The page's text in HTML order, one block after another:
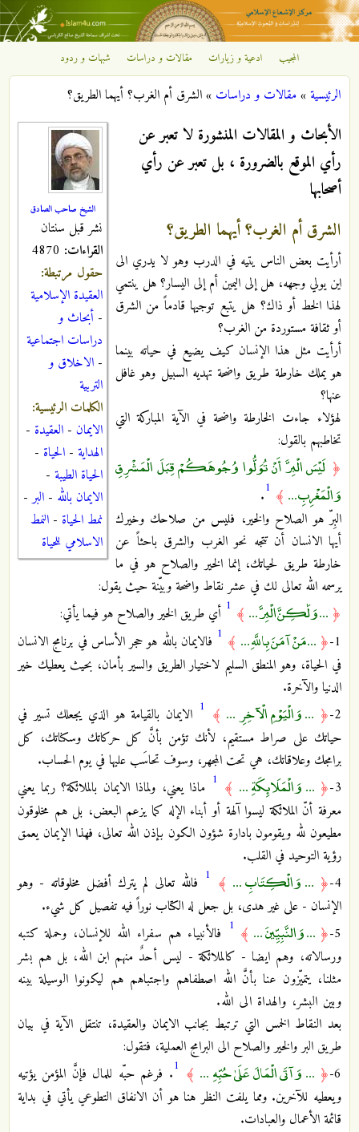
تجاوز إلى المحتوى الرئيسي
مركز
الإشعاع
الإسلامي
المجيب ادعية و زيارات مقالات و دراسات شبهات و ردود
أنت هنا
الرئيسية»مقالات و دراسات »الشرق أم الغرب؟ أيهما الطريق؟
الشيخ صاحب الصادق
نشر قبل سنتان
القراءات:
حقول مرتبطة:
العقيدة الإسلامية
- أبحاث و
دراسات اجتماعية
- الاخلاق و
التربية
الكلمات الرئيسية:
الايمان - العقيدة -
الهداية - الحياة -
الحياة الطيبة -
الايمان بالله - البر-
نمط الحياة - النمط
الاسلامي للحياة
الأبحاث و المقالات المنشورة لا تعبر عن
رأي الموقع بالضرورة ، بل تعبر عن رأي
أصحابها
الشرق أم الغرب؟ أيهما الطريق؟
أرأيت بعض الناس يتیه في الدرب وهو لا يدري الى
اين يولي وجهه، هل إلى اليمين أم إلى اليسار؟ هل ينتمي
لهذا الخط أو ذاك؟ هل يتبع توجيها قادماً من الشرق
أو ثقافة مستوردة من الغرب؟
أرأيت مثل هذا الإنسان كيف يضيع في حياته بينما
هو يملك خارطة طريق واضحة تهديه السبيل وهو غافل
عنها؟
لهؤلاء جاءت الخارطة واضحة في الآية المباركة التي
تخاطبهم بالقول:
﴿ لَيْسَ الْبِرَّ أَنْ تُوَلُّوا وُجُوهَكُمْ قِبَلَ الْمَشْرِقِ
وَالْمَغْرِبِ ... ﴾ 1
.
البِرّ هو الصلاح والخير، فليس من صلاحك وخيرك
أيها الانسان أن تتجه نحو الغرب والشرق باحثاً عن
خارطة طريق لحياتك، إنما الخير والصلاح هو في ما
يرسمه الله تعالى لك في عشر نقاط واضحة وبيّنة حيث يقول:
﴿ ... وَلَٰكِنَّ الْبِرَّ ... ﴾ 1 أي طريق الخير والصلاح هو فيما يأتي:
1- ﴿ ... مَنْ آمَنَ بِاللَّهِ ... ﴾ 1 فالايمان بالله هو حجر الأساس في برنامج الانسان
في الحياة، وهو المنطق السليم لاختيار الطريق والسير بأمان، بحيث يعطيك خير
الدنيا والآخرة.
2- ﴿ ... وَالْيَوْمِ الْآخِرِ ... ﴾ 1 الايمان بالقيامة هو الذي يجعلك تسير في
حياتك على صراط مستقيم، لأنك تؤمن بأنَّ كل حركاتك وسكناتك، كل
برامجك وعلاقاتك، هي تحت المجهر، وسوف تحاسَب عليها في يوم الحساب.
3- ﴿ ... وَالْمَلَائِكَةِ ... ﴾ 1 ماذا يعني، ولماذا الايمان بالملائكة؟ ربما يعني
معرفة أنّ الملائكة ليسوا آلهة أو أبناء الإله كما يزعم البعض، بل هم مخلوقون
مطيعون لله ويقومون بادارة شؤون الكون بإذن الله تعالى، فهذا الإيمان يعمق
رؤية التوحيد في القلب.
4- ﴿ ... وَالْكِتَابِ ... ﴾ 1 فالله تعالى لم يترك أفضل مخلوقاته - وهو
الإنسان - على غير هدى، بل جعل له الكتاب نوراً فيه تفصيل كل شيء.
5- ﴿ ... وَالنَّبِيِّينَ ... ﴾ 1 فالأنبياء هم سفراء الله للإنسان، وحملة كتبه
ورسالاته، وهم ايضا - كالملائكة - ليس أحدٌ منهم ابن الله، بل هم بشر
مثلنا، يتميّزون عنا بأنَّ الله اصطفاهم واجتباهم هم ليكونوا الوسيلة بينه
وبين البشر، والهداة الى الله.
بعد النقاط الخمس التي ترتبط بجانب الايمان والعقيدة، تنتقل الآية في بيان
طريق البر والخير والصلاح الى البرامج العملية، فتقول:
6- ﴿ ... وَآتَى الْمَالَ عَلَىٰ حُبِّهِ ... ﴾ 1. فرغم حبّه للمال فإنَّ المؤمن يؤتيه
ويعطيه للآخرين. ومما يلفت النظر هنا هو أن الانفاق التطوعي يأتي في بداية
قائمة الأعمال والعبادات.